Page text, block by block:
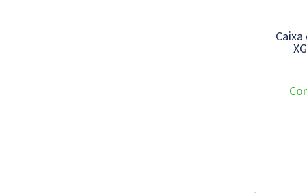
Caixa